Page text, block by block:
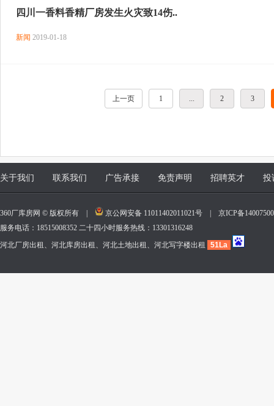
四川一香料香精厂房发生火灾致14伤..
新闻 2019-01-18
上一页 1 ... 2 3
关于我们 联系我们 广告承接 免责声明 招聘英才 投
360厂库房网 © 版权所有 | 京公网安备 11011402011021号
京ICP备
服务电话：18515008352 二十四小时服务热线：13301316248
河北厂房出租、河北库房出租、河北土地出租、河北写字楼出租
51La